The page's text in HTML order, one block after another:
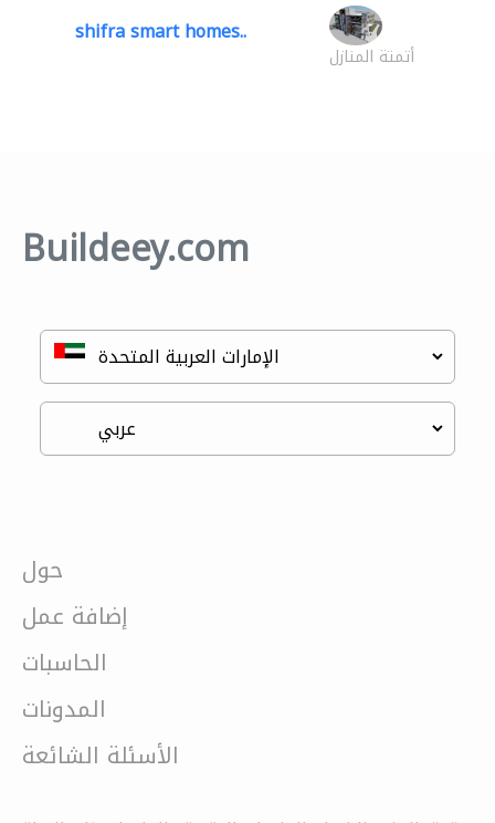
shifra smart homes..
أتمتة المنازل
Buildeey.com
حول
إضافة عمل
الحاسبات
المدونات
الأسئلة الشائعة